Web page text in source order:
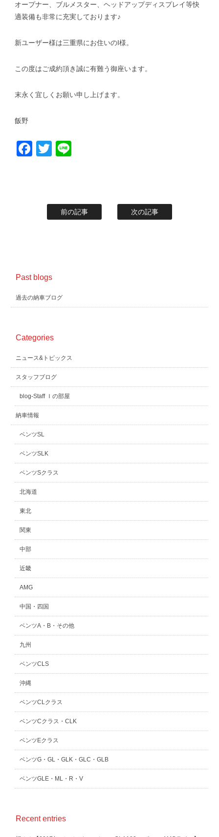
オープナー、ブルメスター、ヘッドアップディスプレイ等快
適装備も非常に充実しております♪
新ユーザー様は三重県にお住いのI様。
この度はご成約頂き誠に有難う御座います。
末永く宜しくお願い申し上げます。
飯野
Facebook
Twitter
前の記事 次の記事
Past blogs
過去の納車ブログ
Categories
ニュース&トピックス
スタッフブログ
blog-Staff Ｉの部屋
納車情報
ベンツSL
ベンツSLK
ベンツSクラス
北海道
東北
関東
中部
近畿
AMG
中国・四国
ベンツA・B・その他
九州
ベンツCLS
沖縄
ベンツCLクラス
ベンツCクラス・CLK
ベンツEクラス
ベンツG・GL・GLK・GLC・GLB
ベンツGLE・ML・R・V
Recent entries